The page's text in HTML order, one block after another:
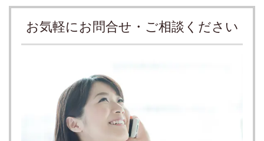
お気軽にお問合せ・ご相談ください